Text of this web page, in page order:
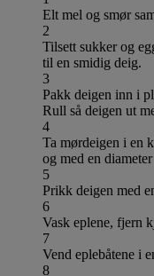
Elt mel og smør
2
Tilsett sukker og
til en smidig deig.
3
Pakk deigen inn i
Rull så deigen ut
4
Ta mørdeigen i en
og med en
5
Prikk deigen med
6
Vask eplene, fjern
7
Vend eplebåtene i
8